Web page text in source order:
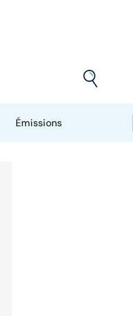
Émissions